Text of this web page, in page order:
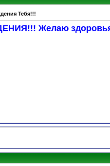
Тебя!!!
Желаю здоровья,